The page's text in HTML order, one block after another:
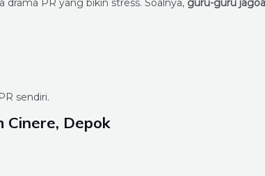
PR yang bikin stress. Soalnya, guru-guru
sendiri.
Cinere, Depok